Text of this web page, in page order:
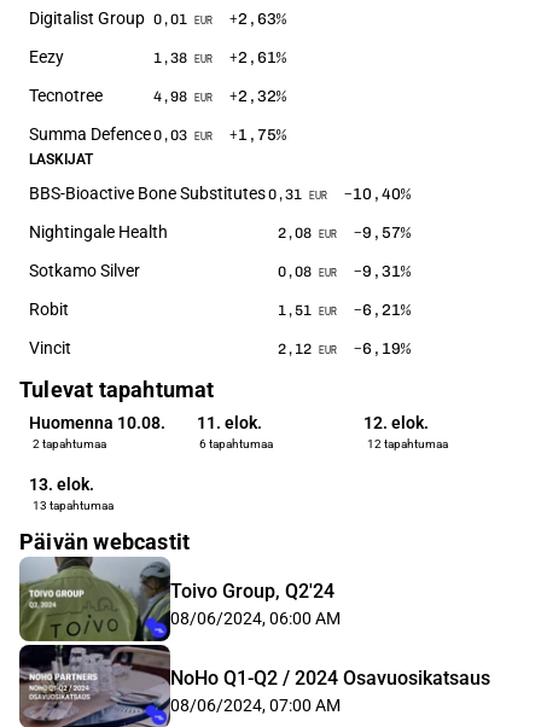
Digitalist Group 0,01 EUR +2,63%
Eezy 1,38 EUR +2,61 %
Tecnotree 4,98 EUR +2,32%
Summa Defence0,03 EUR +1,75%
LASKIJAT
BBS-Bioactive Bone Substitutes0,31 EUR −10,40%
Nightingale Health 2,08 EUR −9,57%
Sotkamo Silver 0,08 EUR −9,31 %
Robit 1,51 EUR −6,21 %
Vincit 2,12 EUR −6,19%
Tulevat tapahtumat
Huomenna 10.08.
2 tapahtumaa
11. elok.
6 tapahtumaa
12. elok.
12 tapahtumaa
13. elok.
13 tapahtumaa
Päivän webcastit
Toivo Group, Q2'24
08/06/2024, 06:00 AM
NoHo Q1-Q2 / 2024 Osavuosikatsaus
08/06/2024, 07:00 AM